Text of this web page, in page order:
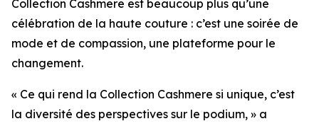
Collection Cashmere est beaucoup plus qu’une
célébration de la haute couture : c’est une soirée de
mode et de compassion, une plateforme pour le
changement.
« Ce qui rend la Collection Cashmere si unique, c’est
la diversité des perspectives sur le podium, » a